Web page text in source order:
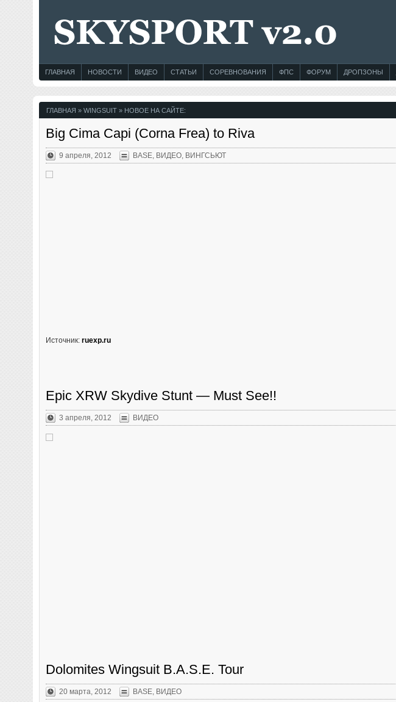
ГЛАВНАЯ НОВОСТИ ВИДЕО СТАТЬИ СОРЕВНОВАНИЯ ФПС ФОРУМ ДРОПЗОНЫ
ГЛАВНАЯ » WINGSUIT » НОВОЕ НА САЙТЕ:
Big Cima Capi (Corna Frea) to Riva
9 апреля, 2012 BASE, ВИДЕО, ВИНГСЬЮТ
Источник: ruexp.ru
Epic XRW Skydive Stunt — Must See!!
3 апреля, 2012 ВИДЕО
Dolomites Wingsuit B.A.S.E. Tour
20 марта, 2012 BASE, ВИДЕО